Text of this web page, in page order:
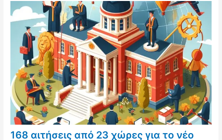
168 αιτήσεις από 23 χώρες για το νέο